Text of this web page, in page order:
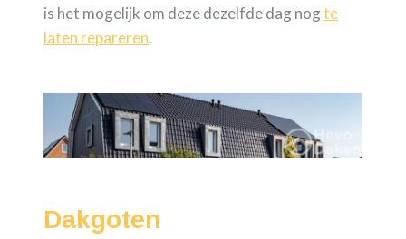
is het mogelijk om deze dezelfde dag nogte
laten repareren.
Dakgoten